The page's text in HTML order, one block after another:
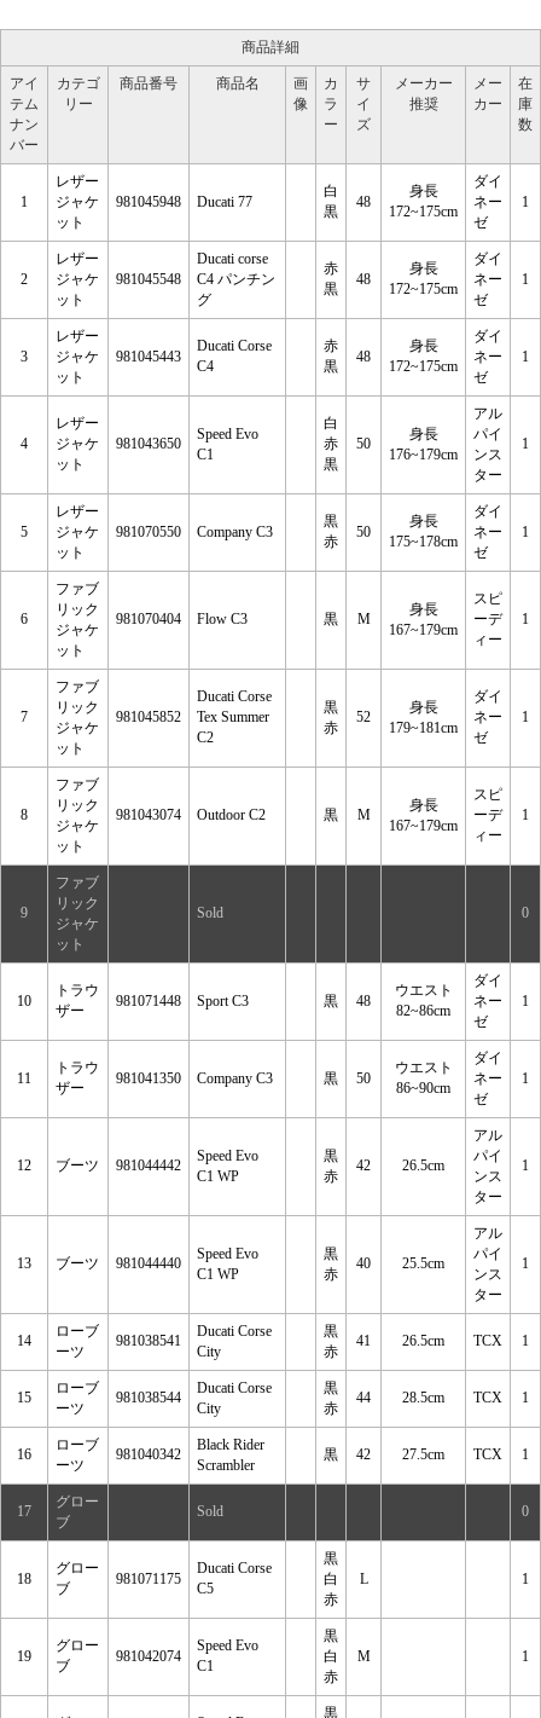
商品詳細
アイ
テム
ナン
バー
カテゴ
リー
商品番号 商品名
画
像
カ
ラ
ー
サ
イ
ズ
メーカー
推奨
メー
カー
在
庫
数
1
レザー
ジャケ
ット
981045948 Ducati 77
白
黒
48
身長
172~175cm
ダイ
ネー
ゼ
1
2
レザー
ジャケ
ット
981045548
Ducati corse
C4 パンチン
グ
赤
黒
48
身長
172~175cm
ダイ
ネー
ゼ
1
3
レザー
ジャケ
ット
981045443
Ducati Corse
C4
赤
黒
48
身長
172~175cm
ダイ
ネー
ゼ
1
4
レザー
ジャケ
ット
981043650
Speed Evo
C1
白
赤
黒
50
身長
176~179cm
アル
パイ
ンス
ター
1
5
レザー
ジャケ
ット
981070550 Company C3
黒
赤
50
身長
175~178cm
ダイ
ネー
ゼ
1
6
ファブ
リック
ジャケ
ット
981070404 Flow C3 黒 M
身長
167~179cm
スピ
ーデ
ィー
1
7
ファブ
リック
ジャケ
ット
981045852
Ducati Corse
Tex Summer
C2
黒
赤
52
身長
179~181cm
ダイ
ネー
ゼ
1
8
ファブ
リック
ジャケ
ット
981043074 Outdoor C2 黒 M
身長
167~179cm
スピ
ーデ
ィー
1
9
ファブ
リック
ジャケ
ット
Sold 0
10
トラウ
ザー
981071448 Sport C3 黒 48
ウエスト
82~86cm
ダイ
ネー
ゼ
1
11
トラウ
ザー
981041350 Company C3 黒 50
ウエスト
86~90cm
ダイ
ネー
ゼ
1
12 ブーツ 981044442
Speed Evo
C1 WP
黒
赤
42 26.5cm
アル
パイ
ンス
ター
1
13 ブーツ 981044440
Speed Evo
C1 WP
黒
赤
40 25.5cm
アル
パイ
ンス
ター
1
14
ローブ
ーツ
981038541
Ducati Corse
City
黒
赤
41 26.5cm TCX 1
15
ローブ
ーツ
981038544
Ducati Corse
City
黒
赤
44 28.5cm TCX 1
16
ローブ
ーツ
981040342
Black Rider
Scrambler
黒 42 27.5cm TCX 1
17
グロー
ブ
Sold 0
18
グロー
ブ
981071175
Ducati Corse
C5
黒
白
赤
L 1
19
グロー
ブ
981042074
Speed Evo
C1
黒
白
赤
M 1
黒